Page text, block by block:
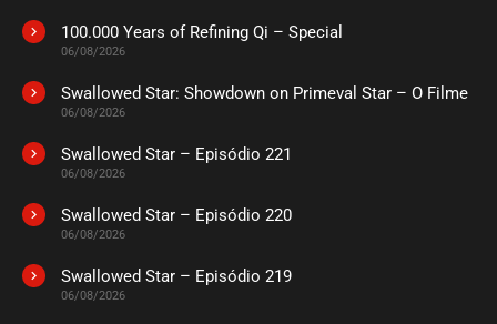
100.000 Years of Refining Qi – Special
06/08/2026
Swallowed Star: Showdown on Primeval Star – O Filme
06/08/2026
Swallowed Star – Episódio 221
06/08/2026
Swallowed Star – Episódio 220
06/08/2026
Swallowed Star – Episódio 219
06/08/2026